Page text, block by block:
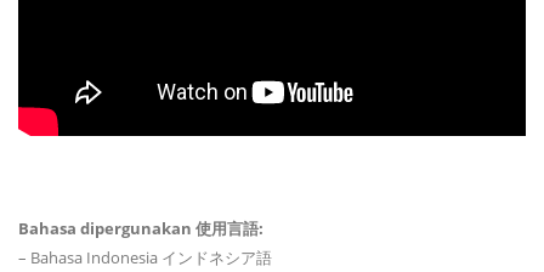
Bahasa dipergunakan 使用言語:
– Bahasa Indonesia インドネシア語